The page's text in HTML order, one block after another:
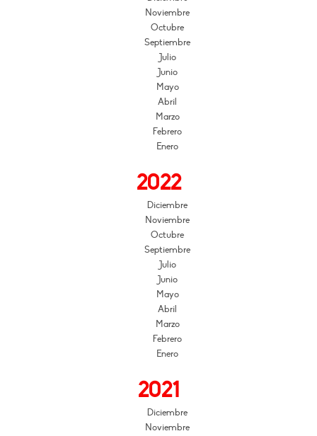
Noviembre
Octubre
Septiembre
Julio
Junio
Mayo
Abril
Marzo
Febrero
Enero
2022
Diciembre
Noviembre
Octubre
Septiembre
Julio
Junio
Mayo
Abril
Marzo
Febrero
Enero
2021
Diciembre
Noviembre